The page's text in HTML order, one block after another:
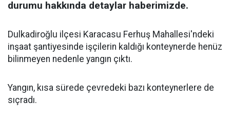
durumu hakkında detaylar haberimizde.
Dulkadiroğlu ilçesi Karacasu Ferhuş Mahallesi'ndeki
inşaat şantiyesinde işçilerin kaldığı konteynerde henüz
bilinmeyen nedenle yangın çıktı.
Yangın, kısa sürede çevredeki bazı konteynerlere de
sıçradı.